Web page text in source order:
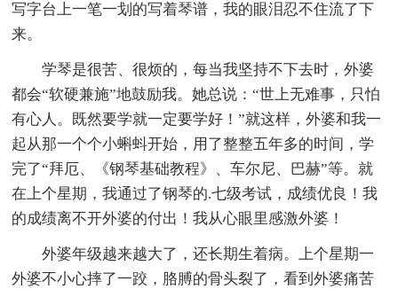
写字台上一笔一划的写着琴谱，我的眼泪忍不住流了下
来。
学琴是很苦、很烦的，每当我坚持不下去时，外婆
都会“软硬兼施”地鼓励我。她总说：“世上无难事，只怕
有心人。既然要学就一定要学好！”就这样，外婆和我一
起从那一个个小蝌蚪开始，用了整整五年多的时间，学
完了“拜厄、《钢琴基础教程》、车尔尼、巴赫”等。就
在上个星期，我通过了钢琴的.七级考试，成绩优良！我
的成绩离不开外婆的付出！我从心眼里感激外婆！
外婆年级越来越大了，还长期生着病。上个星期一
外婆不小心摔了一跤，胳膊的骨头裂了，看到外婆痛苦